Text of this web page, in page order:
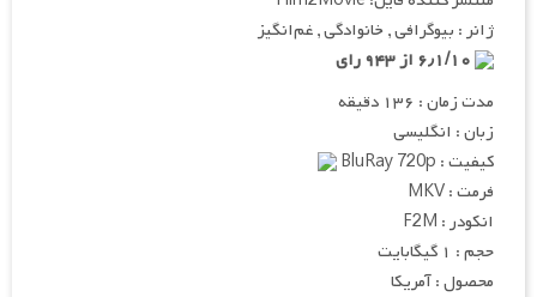
ژانر : بیوگرافی , خانوادگی , غم‌انگیز
مدت زمان : ۱۳۶ دقیقه
زبان : انگلیسی
کیفیت : BluRay 720p
فرمت : MKV
انکودر : F2M
حجم : ۱ گیگابایت
محصول : آمریکا